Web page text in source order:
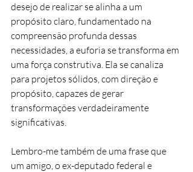
desejo de realizar se alinha a um
propósito claro, fundamentado na
compreensão profunda dessas
necessidades, a euforia se transforma em
uma força construtiva. Ela se canaliza
para projetos sólidos, com direção e
propósito, capazes de gerar
transformações verdadeiramente
significativas.
Lembro-me também de uma frase que
um amigo, o ex-deputado federal e